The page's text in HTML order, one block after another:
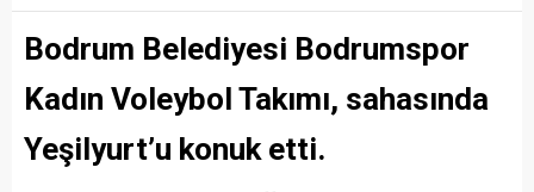
Bodrum Belediyesi Bodrumspor
Kadın Voleybol Takımı, sahasında
Yeşilyurt’u konuk etti.